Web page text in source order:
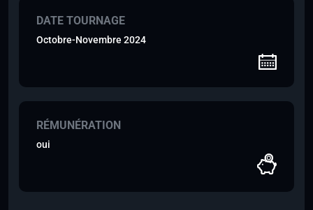
DATE TOURNAGE
Octobre-Novembre 2024
RÉMUNÉRATION
oui